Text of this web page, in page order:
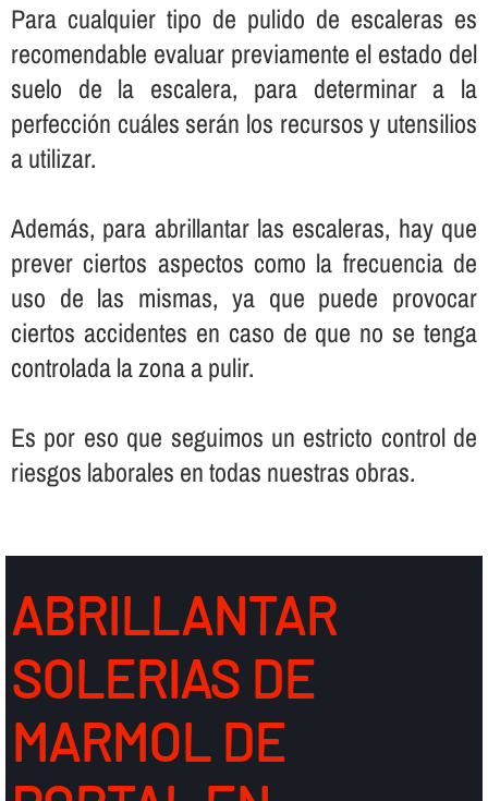
Para cualquier tipo de pulido de escaleras es
recomendable evaluar previamente el estado del
suelo de la escalera, para determinar a la
perfección cuáles serán los recursos y utensilios
a utilizar.
Además, para abrillantar las escaleras, hay que
prever ciertos aspectos como la frecuencia de
uso de las mismas, ya que puede provocar
ciertos accidentes en caso de que no se tenga
controlada la zona a pulir.
Es por eso que seguimos un estricto control de
riesgos laborales en todas nuestras obras.
ABRILLANTAR
SOLERIAS DE
MARMOL DE